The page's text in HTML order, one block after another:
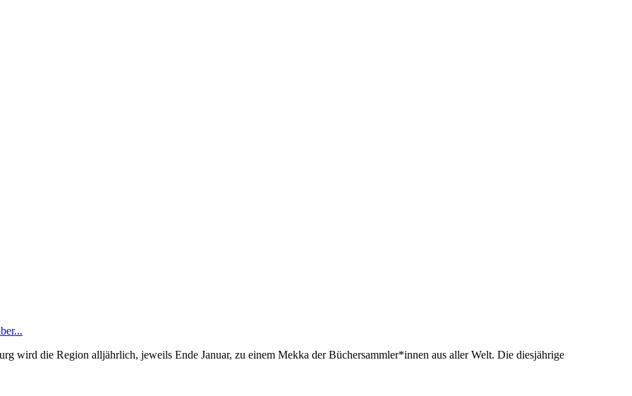
wird die Region alljährlich, jeweils Ende Januar, zu einem Mekka der Büchersammler*innen aus aller Welt. Die diesjährige